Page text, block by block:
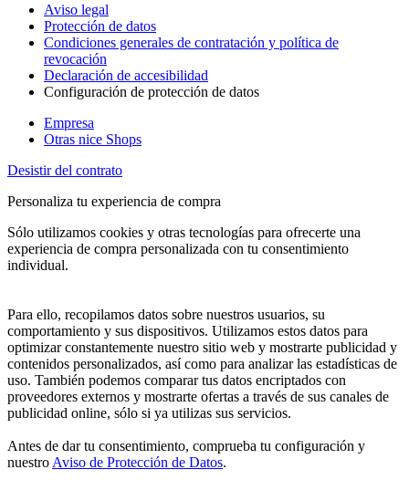
Aviso legal
Protección de datos
Condiciones generales de contratación y política de
revocación
Declaración de accesibilidad
Configuración de protección de datos
Empresa
Otras nice Shops
Desistir del contrato
Personaliza tu experiencia de compra
Sólo utilizamos cookies y otras tecnologías para ofrecerte una
experiencia de compra personalizada con tu consentimiento
individual.
Para ello, recopilamos datos sobre nuestros usuarios, su
comportamiento y sus dispositivos. Utilizamos estos datos para
optimizar constantemente nuestro sitio web y mostrarte publicidad y
contenidos personalizados, así como para analizar las estadísticas de
uso. También podemos comparar tus datos encriptados con
proveedores externos y mostrarte ofertas a través de sus canales de
publicidad online, sólo si ya utilizas sus servicios.
Antes de dar tu consentimiento, comprueba tu configuración y
nuestro Aviso de Protección de Datos.